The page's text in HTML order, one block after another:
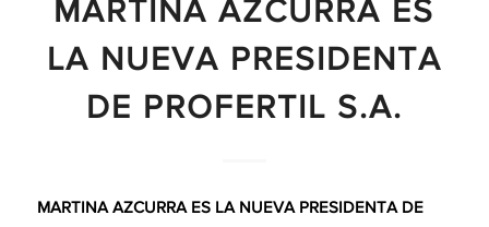
MARTINA AZCURRA ES
LA NUEVA PRESIDENTA
DE PROFERTIL S.A.
MARTINA AZCURRA ES LA NUEVA PRESIDENTA DE